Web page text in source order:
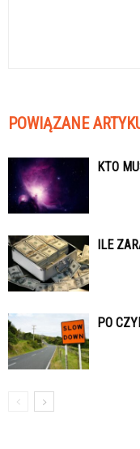
POWIĄZANE
KTO
ILE
PO